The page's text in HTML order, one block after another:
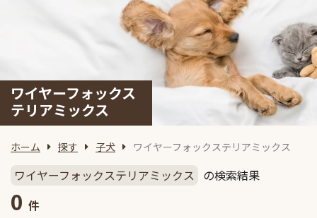
ワイヤーフォックス
テリアミックス
ホーム 探す 子犬 ワイヤーフォックステリアミックス
ワイヤーフォックステリアミックス の検索結果
0 件